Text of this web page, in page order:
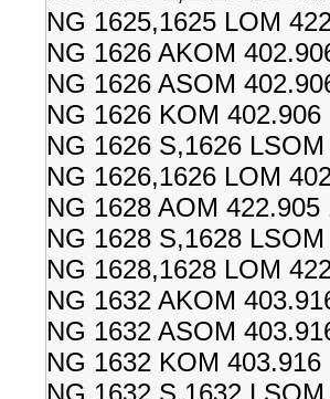
NG 1625,1625 LOM
NG 1626 AKOM
NG 1626 ASOM
NG 1626 KOM
NG 1626 S,1626
NG 1626,1626 LOM
NG 1628 AOM
NG 1628 S,1628
NG 1628,1628 LOM
NG 1632 AKOM
NG 1632 ASOM
NG 1632 KOM
NG 1632 S,1632